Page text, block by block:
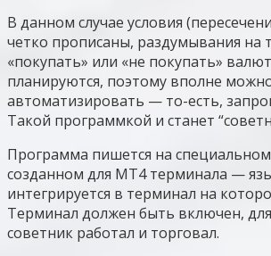
В данном случае условия
четко прописаны, раздумывания на
«покупать» или «не покупать»
планируются, поэтому вполне
автоматизировать — то-есть,
Такой программкой и станет
Программа пишется на
созданном для MT4 терминала —
интегрируется в терминал на
Терминал должен быть включен,
советник работал и торговал.